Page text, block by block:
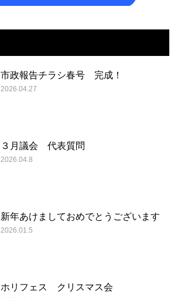
市政報告チラシ春号 完成！
2026.04.27
３月議会 代表質問
2026.04.8
新年あけましておめでとうございます
2026.01.5
ホリフェス クリスマス会